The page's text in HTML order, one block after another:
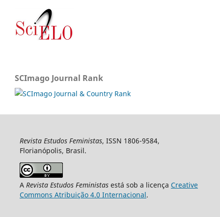
SCImago Journal Rank
Revista Estudos Feministas, ISSN 1806-9584,
Florianópolis, Brasil.
A Revista Estudos Feministasestá sob a licença Creative
Commons Atribuição 4.0 Internacional.